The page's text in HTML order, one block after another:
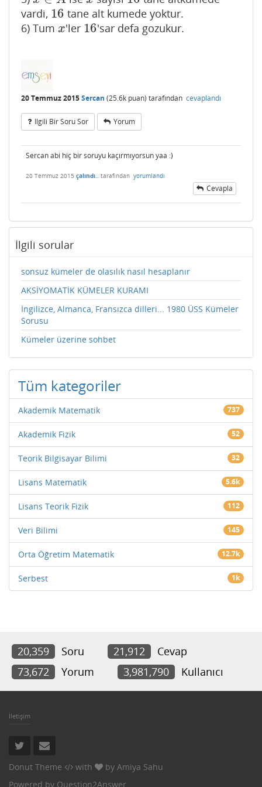
vardi, 16
16 tane alt kumede yoktur.
6) Tum x
x 'ler 16
16'sar defa gozukur.
20 Temmuz 2015Sercan (25.6k puan) tarafından cevaplandı
Ilgili Bir Soru Sor Yorum
Sercan abi hiç bir soruyu kaçırmıyorsun yaa :)
20 Temmuz 2015 çalındı.. tarafından yorumlandı
Cevapla
İlgili sorular
sonsuz kümeler de olasılık nasıl hesaplanır
AKSİYOMATİK KÜMELER KURAMI
İngilizce, Almanca, Fransızca dilleri... 1980 ÜSS Kümeler
Sorusu
Kümeler üzerine sohbet
Tüm kategoriler
Akademik Matematik 737
Akademik Fizik 52
Teorik Bilgisayar Bilimi 32
Lisans Matematik 5.6k
Lisans Teorik Fizik 112
Veri Bilimi 145
Orta Öğretim Matematik 12.7k
Serbest 1k
20,359 Soru 21,912
Cevap
73,672
Yorum 3,981,790 Kullanıcı
İletişim
Donut Theme with by Amiya Sahu
Powered by Question2Answer